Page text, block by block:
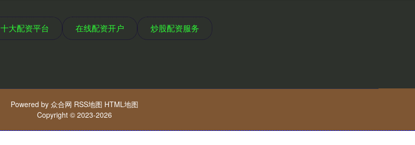
十大配资平台 在线配资开户 炒股配资服务
Powered by 众合网 RSS地图 HTML地图
Copyright © 2023-2026